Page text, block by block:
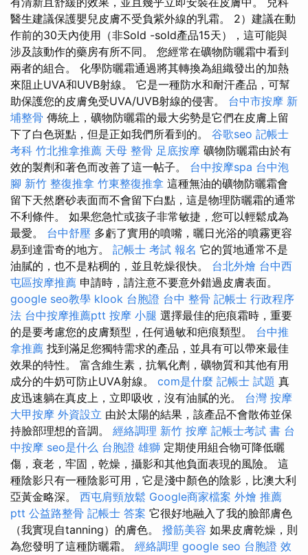
醫生建議保護嬰兒皮膚不受負紫外線的乳霜。 2）建議在動
作前的30天內使用（非Sold -sold產品15天），這可能與
涉及該動作的藥房有所不同。 您經常在礦物防曬霜中看到
兩者的組合。 化學防曬霜通過將其轉換為組織發出的加熱
來阻止UVA和UVB射線。 它是一種防水和耐汗產品，可幫
助保護您的皮膚免受UVA/UVB射線的侵害。 台中市按摩 新
埔整骨 傳統上，礦物防曬霜的最大劣勢是它們在皮膚上留
下了白色斑點，但是正如我們所看到的。 谷歌seo 記帳士
考科 竹北推拿推薦 天母 整骨 足底按摩 礦物防曬霜由於有
效的製劑和著色而改善了這一帖子。 台中按摩spa 台中泡
腳 新竹 整復推拿 竹東整復推拿 這種無油的礦物防曬霜會
留下天然磨砂表面而不會留下白點，這是物理防曬霜的通常
不利條件。 如果您急忙或孩子非常敏捷，您可以輕鬆成為
最愛。 台中舒壓 多虧了實用的噴嘴，曬日光浴的噴霧更容
易到達雷奇的地方。 記帳士 考試 報名 它的質地通常不是
油膩的，也不是粘稠的，並且乾燥很快。 台北外燴 台中西
屯區按摩推薦 申請時，請注意不要意外錯過皮膚表面。
google seo教學 klook 台胞證 台中 整骨 記帳士 行政程序
法 台中按摩推薦ptt 按摩 小腿 選擇最佳的疤痕霜時，重要
的是要考慮您的皮膚類型，任何過敏和疤痕類型。 台中推
拿推薦 找到滿足您獨特需求的產品，並具有可以帶來最佳
效果的特性。 富含維生素，抗氧化劑，礦物質和其他有用
成分的牛奶可防止UVA射線。 com是什麼 記帳士 試題 真
皮迅速躺在真皮上，立即吸收，沒有油膩的光。 台灣 按摩
大甲按摩 外資設立 由於太陽的結果，該產品不會散佈並保
持臉部理想的音調。 經絡調理 新竹 按摩 記帳士考試 書 台
中按摩 seo是什么 台胞證 雄獅 定期使用組合物可降低曬
傷，衰老，牢固，乾燥，攝影和其他負面表現的風險。 這
種陰影只有一種陰影可用，它是淺中顏色的陰影，比澳大利
亞黃金略深。 西屯肩頸放鬆 Google商家檔案 外燴 推薦
ptt 公益路整骨 記帳士 答案 它很好地融入了我的臉部膚色
（我實現自tanning）的膚色。 撥筋美容 如果皮膚乾燥，則
為您發明了這種防曬霜。 經絡調理 google seo 台胞證 效